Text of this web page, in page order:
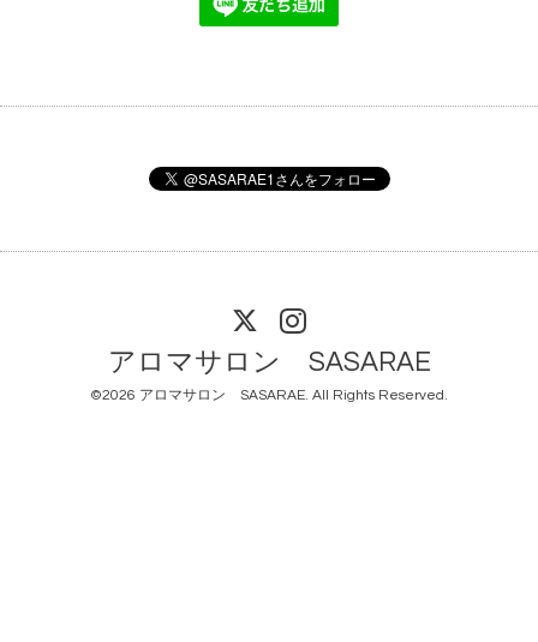
アロマサロン SASARAE
©2026 アロマサロン SASARAE. All Rights Reserved.